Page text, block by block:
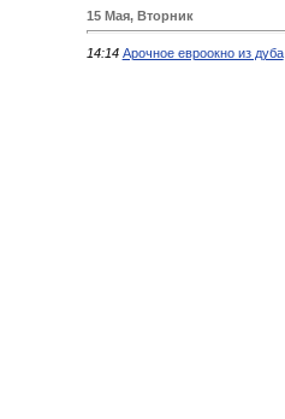
15 Мая, Вторник
14:14 Арочное евроокно из дуба